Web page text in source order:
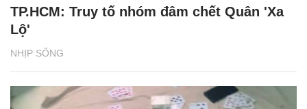
NHỊP SỐNG
TP.HCM: Truy tố nhóm đâm chết Quân 'Xa
Lộ'